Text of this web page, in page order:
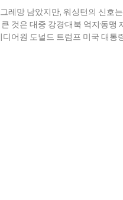
그레망 남았지만, 워싱턴의 신호
것은 대중 강경·대북 억지·동
디어원 도널드 트럼프 미국 대통